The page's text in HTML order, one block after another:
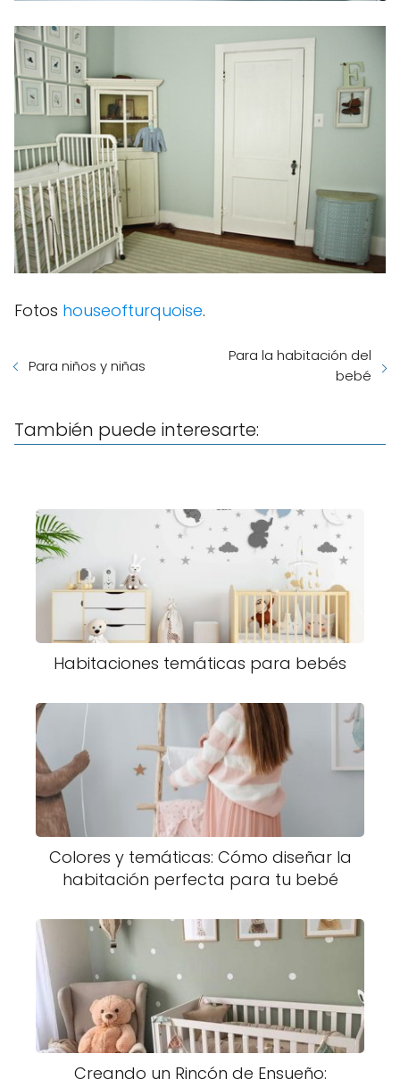
Fotos houseofturquoise.
Para niños y niñas
Para la habitación del
bebé
También puede interesarte:
Habitaciones temáticas para bebés
Colores y temáticas: Cómo diseñar la
habitación perfecta para tu bebé
Creando un Rincón de Ensueño: